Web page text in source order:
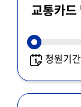
교통카드
청원기